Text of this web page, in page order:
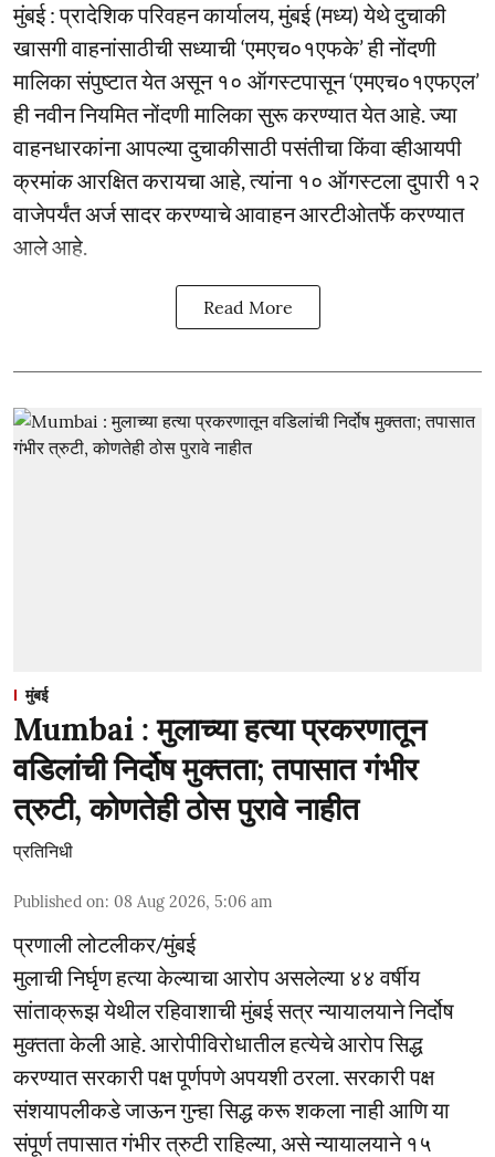
मुंबई : प्रादेशिक परिवहन कार्यालय, मुंबई (मध्य) येथे दुचाकी
खासगी वाहनांसाठीची सध्याची ‘एमएच०१एफके’ ही नोंदणी
मालिका संपुष्टात येत असून १० ऑगस्टपासून ‘एमएच०१एफएल’
ही नवीन नियमित नोंदणी मालिका सुरू करण्यात येत आहे. ज्या
वाहनधारकांना आपल्या दुचाकीसाठी पसंतीचा किंवा व्हीआयपी
क्रमांक आरक्षित करायचा आहे, त्यांना १० ऑगस्टला दुपारी १२
वाजेपर्यंत अर्ज सादर करण्याचे आवाहन आरटीओतर्फे करण्यात
आले आहे.
Read More
मुंबई
Mumbai : मुलाच्या हत्या प्रकरणातून
वडिलांची निर्दोष मुक्तता; तपासात गंभीर
त्रुटी, कोणतेही ठोस पुरावे नाहीत
प्रतिनिधी
Published on: 08 Aug 2026, 5:06 am
प्रणाली लोटलीकर/मुंबई
मुलाची निर्घृण हत्या केल्याचा आरोप असलेल्या ४४ वर्षीय
सांताक्रूझ येथील रहिवाशाची मुंबई सत्र न्यायालयाने निर्दोष
मुक्तता केली आहे. आरोपीविरोधातील हत्येचे आरोप सिद्ध
करण्यात सरकारी पक्ष पूर्णपणे अपयशी ठरला. सरकारी पक्ष
संशयापलीकडे जाऊन गुन्हा सिद्ध करू शकला नाही आणि या
संपूर्ण तपासात गंभीर त्रुटी राहिल्या, असे न्यायालयाने १५